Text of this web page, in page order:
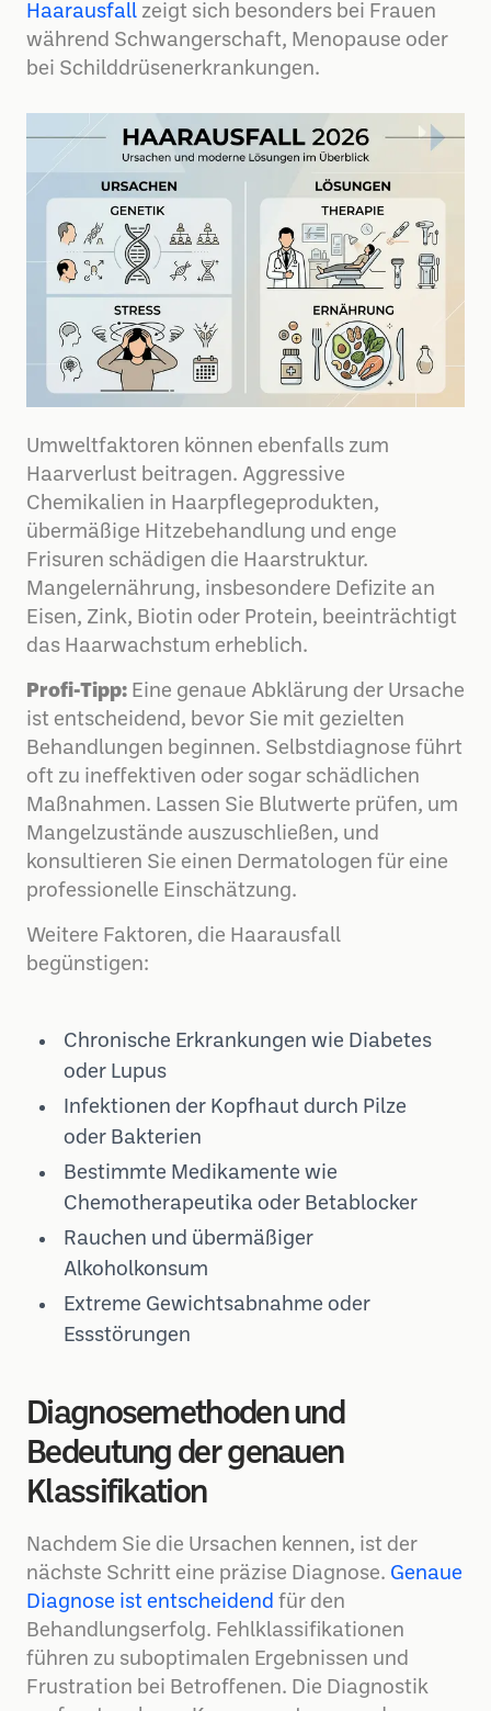
Haarausfall zeigt sich besonders bei Frauen
während Schwangerschaft, Menopause oder
bei Schilddrüsenerkrankungen.
Umweltfaktoren können ebenfalls zum
Haarverlust beitragen. Aggressive
Chemikalien in Haarpflegeprodukten,
übermäßige Hitzebehandlung und enge
Frisuren schädigen die Haarstruktur.
Mangelernährung, insbesondere Defizite an
Eisen, Zink, Biotin oder Protein, beeinträchtigt
das Haarwachstum erheblich.
Profi-Tipp: Eine genaue Abklärung der Ursache
ist entscheidend, bevor Sie mit gezielten
Behandlungen beginnen. Selbstdiagnose führt
oft zu ineffektiven oder sogar schädlichen
Maßnahmen. Lassen Sie Blutwerte prüfen, um
Mangelzustände auszuschließen, und
konsultieren Sie einen Dermatologen für eine
professionelle Einschätzung.
Weitere Faktoren, die Haarausfall
begünstigen:
Chronische Erkrankungen wie Diabetes
oder Lupus
Infektionen der Kopfhaut durch Pilze
oder Bakterien
Bestimmte Medikamente wie
Chemotherapeutika oder Betablocker
Rauchen und übermäßiger
Alkoholkonsum
Extreme Gewichtsabnahme oder
Essstörungen
Diagnosemethoden und
Bedeutung der genauen
Klassifikation
Nachdem Sie die Ursachen kennen, ist der
nächste Schritt eine präzise Diagnose. Genaue
Diagnose ist entscheidend für den
Behandlungserfolg. Fehlklassifikationen
führen zu suboptimalen Ergebnissen und
Frustration bei Betroffenen. Die Diagnostik